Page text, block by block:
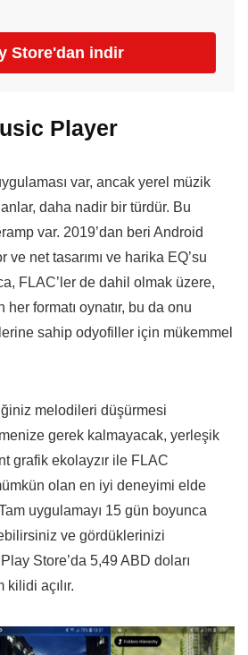
Store'dan indir
Player
var, ancak yerel müzik
daha nadir bir türdür. Bu
var. 2019’dan beri Android
net tasarımı ve harika EQ’su
FLAC’ler de dahil olmak üzere,
her formatı oynatır, bu da onu
sahip odyofiller için mükemmel
melodileri düşürmesi
gerek kalmayacak, yerleşik
grafik ekolayzır ile FLAC
olan en iyi deneyimi elde
uygulamayı 15 gün boyunca
ve gördüklerinizi
Store’da 5,49 ABD doları
kilidi açılır.